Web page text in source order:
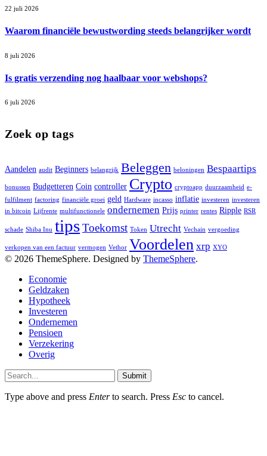
22 juli 2026
Waarom financiële bewustwording steeds belangrijker wordt
8 juli 2026
Is gratis verzending nog haalbaar voor webshops?
6 juli 2026
Zoek op tags
Aandelen audit Beginners belangrijk Beleggen beloningen Bespaartips
bonussen Budgetteren Coin controller Crypto cryptoapp duurzaamheid e-
fulfilment factoring financiële groei geld Hardware incasso inflatie investeren investeren
in bitcoin Lijfrente multifunctionele ondernemen Prijs printer rentes Ripple RSR
schade Shiba Inu tipsToekomst Token Utrecht Vechain vergoeding
verkopen van een factuur vermogen Vethor Voordelen xrp XYO
© 2026 ThemeSphere. Designed by ThemeSphere.
Economie
Geldzaken
Hypotheek
Investeren
Ondernemen
Pensioen
Verzekering
Overig
Submit
Type above and press Enterto search. Press Esc to cancel.